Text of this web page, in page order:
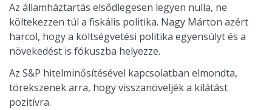
Az államháztartás elsődlegesen legyen nulla, ne
költekezzen túl a fiskális politika. Nagy Márton azért
harcol, hogy a költségvetési politika egyensúlyt és a
növekedést is fókuszba helyezze.
Az S&P hitelminősítésével kapcsolatban elmondta,
törekszenek arra, hogy visszanöveljék a kilátást
pozitívra.